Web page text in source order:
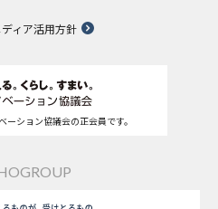
ィア活用方針
ーション協議会の正会員です。